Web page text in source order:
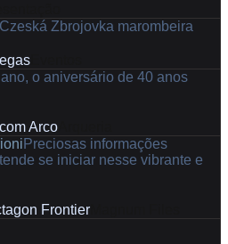
Zbrojovka marombeira
o aniversário de 40 anos
Arco
Preciosas informações
se iniciar nesse vibrante e
Frontier